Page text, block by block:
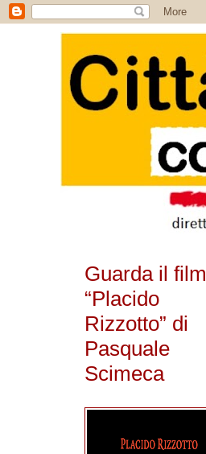
Guarda il film
“Placido
Rizzotto” di
Pasquale
Scimeca